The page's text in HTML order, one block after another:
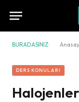
BURADASINIZ:
DERS KONULARI
Halojenler